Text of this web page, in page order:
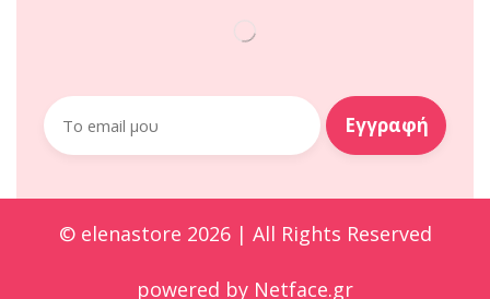
© elenastore 2026 | All Rights Reserved
powered by Netface.gr